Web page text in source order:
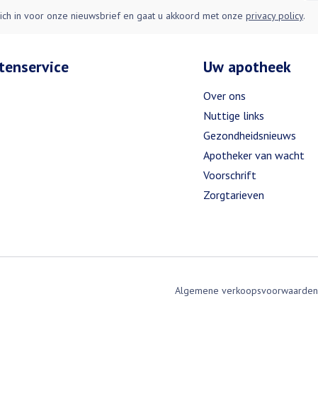
in voor onze nieuwsbrief en gaat u akkoord met onze privacy policy.
Uw apotheek
Over ons
Nuttige links
Gezondheidsnieuws
Apotheker van wacht
Voorschrift
Zorgtarieven
Algemene verkoopsvoorwaarden